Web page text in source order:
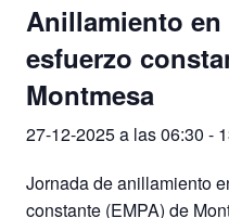
Anillamiento
esfuerzo
Montmesa
27-12-2025 a las 06:30 -
Jornada de anillamiento
constante (EMPA) de